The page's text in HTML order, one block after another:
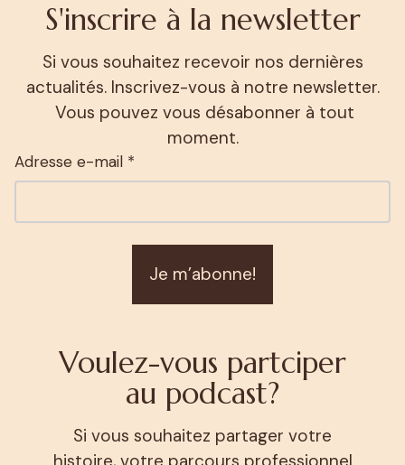
S'inscrire à la newsletter
Si vous souhaitez recevoir nos dernières
actualités. Inscrivez-vous à notre newsletter.
Vous pouvez vous désabonner à tout
moment.
Adresse e-mail *
Je m’abonne!
Voulez-vous partciper
au podcast?
Si vous souhaitez partager votre